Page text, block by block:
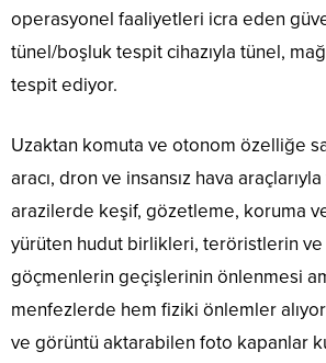
operasyonel faaliyetleri icra eden
tünel/boşluk tespit cihazıyla tünel,
tespit ediyor.
Uzaktan komuta ve otonom özelliğe
aracı, dron ve insansız hava
arazilerde keşif, gözetleme, koruma
yürüten hudut birlikleri, teröristlerin
göçmenlerin geçişlerinin önlenmesi
menfezlerde hem fiziki önlemler alıyor
ve görüntü aktarabilen foto kapanlar